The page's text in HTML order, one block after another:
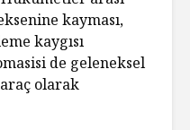
kayması,
kaygısı
de geleneksel
olarak